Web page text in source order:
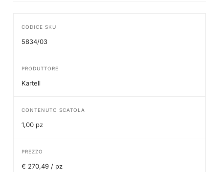
CODICE SKU
5834/03
PRODUTTORE
Kartell
CONTENUTO SCATOLA
1,00 pz
PREZZO
€ 270,49 / pz